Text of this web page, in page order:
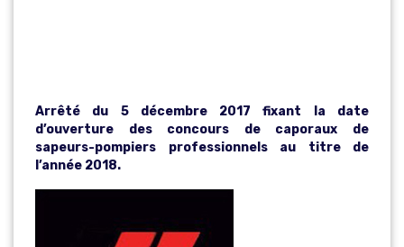
Arrêté du 5 décembre 2017 fixant la date
d’ouverture des concours de caporaux de
sapeurs-pompiers professionnels au titre de
l’année 2018.